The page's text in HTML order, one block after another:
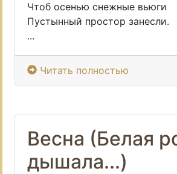
Чтоб осенью снежные вьюги
Пустынный простор занесли.
...
Читать полностью
Весна (Белая
дышала...)